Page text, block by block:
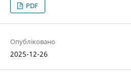
PDF
Опубліковано
2025-12-26